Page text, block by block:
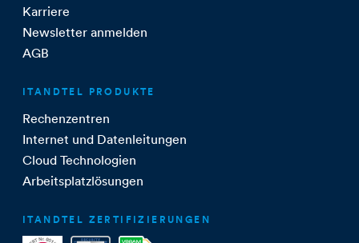
Karriere
Newsletter anmelden
AGB
ITANDTEL PRODUKTE
Rechenzentren
Internet und Datenleitungen
Cloud Technologien
Arbeitsplatzlösungen
ITANDTEL ZERTIFIZIERUNGEN